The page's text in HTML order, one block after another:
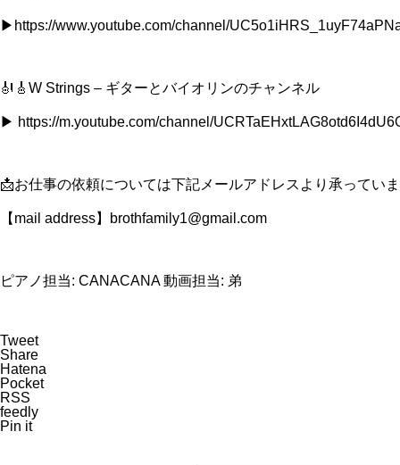
▶︎https://www.youtube.com/channel/
🎻🎸W Strings – ギターとバイオリンのチャンネル
▶ https://m.youtube.com/channel/
📩お仕事の依頼については下記メールアドレスより承ってい
【mail address】brothfamily1@gmail.com
ピアノ担当: CANACANA 動画担当: 弟
Tweet
Share
Hatena
Pocket
RSS
feedly
Pin it